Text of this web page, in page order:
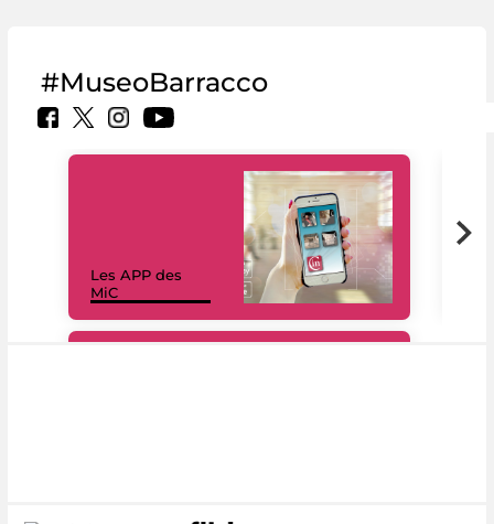
#MuseoBarracco
Les APP des
MiC